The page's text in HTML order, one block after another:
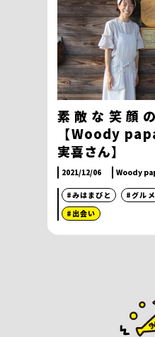
素敵な笑顔
【Woody
実喜さん】
2021/12/06 Woody
#みはまびと #グルメ
#出会い